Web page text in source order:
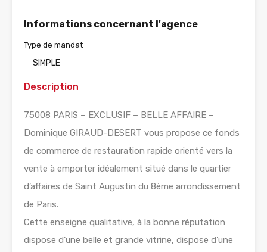
Informations concernant l'agence
Type de mandat
SIMPLE
Description
75008 PARIS – EXCLUSIF – BELLE AFFAIRE –
Dominique GIRAUD-DESERT vous propose ce fonds
de commerce de restauration rapide orienté vers la
vente à emporter idéalement situé dans le quartier
d’affaires de Saint Augustin du 8ème arrondissement
de Paris.
Cette enseigne qualitative, à la bonne réputation
dispose d’une belle et grande vitrine, dispose d’une